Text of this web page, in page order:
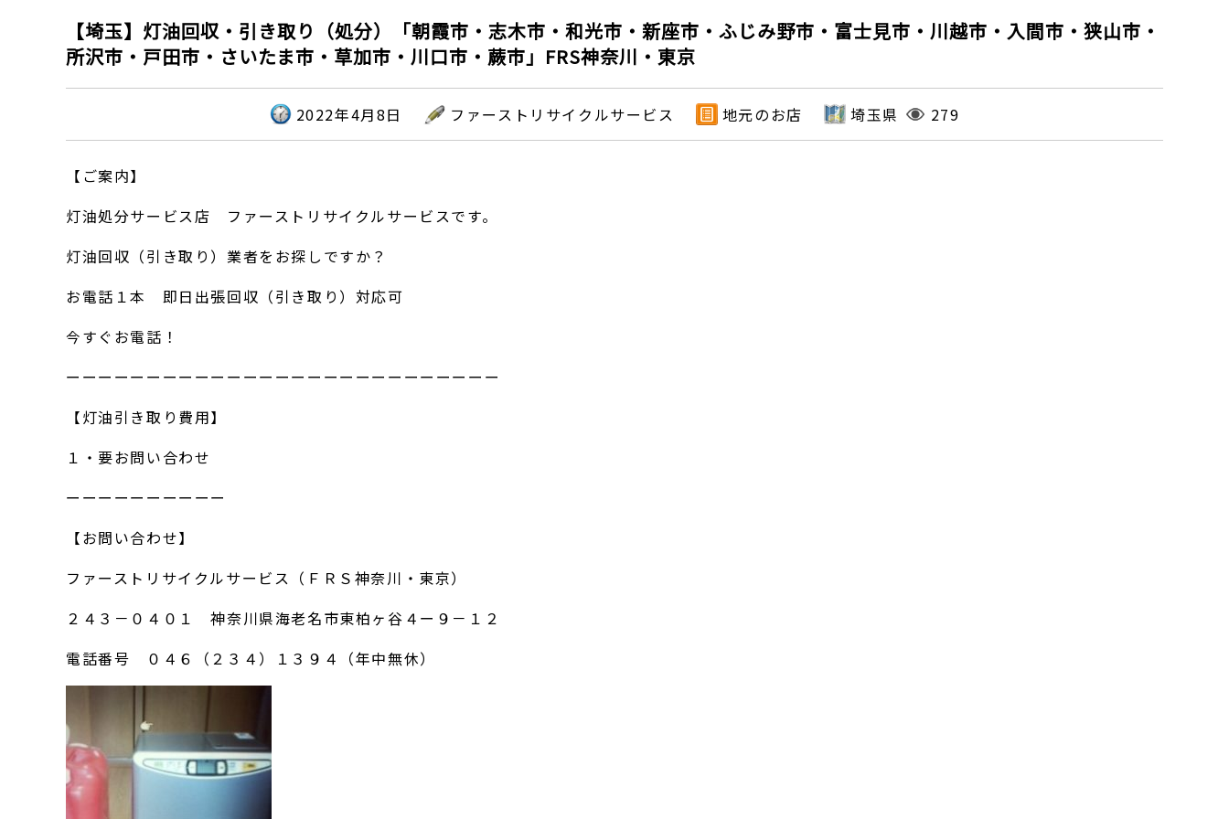
【埼玉】灯油回収・引き取り（処分）「朝霞市・志木市・和光市・新座市・ふじみ野市・富士見市・川越市・入間市・狭山市・
所沢市・戸田市・さいたま市・草加市・川口市・蕨市」FRS神奈川・東京
2022年4月8日 ファーストリサイクルサービス 地元のお店 埼玉県 279
【ご案内】
灯油処分サービス店 ファーストリサイクルサービスです。
灯油回収（引き取り）業者をお探しですか？
お電話１本 即日出張回収（引き取り）対応可
今すぐお電話！
ーーーーーーーーーーーーーーーーーーーーーーーーーーー
【灯油引き取り費用】
１・要お問い合わせ
ーーーーーーーーーー
【お問い合わせ】
ファーストリサイクルサービス（ＦＲＳ神奈川・東京）
２４３－０４０１ 神奈川県海老名市東柏ヶ谷４ー９－１２
電話番号 ０４６（２３４）１３９４（年中無休）